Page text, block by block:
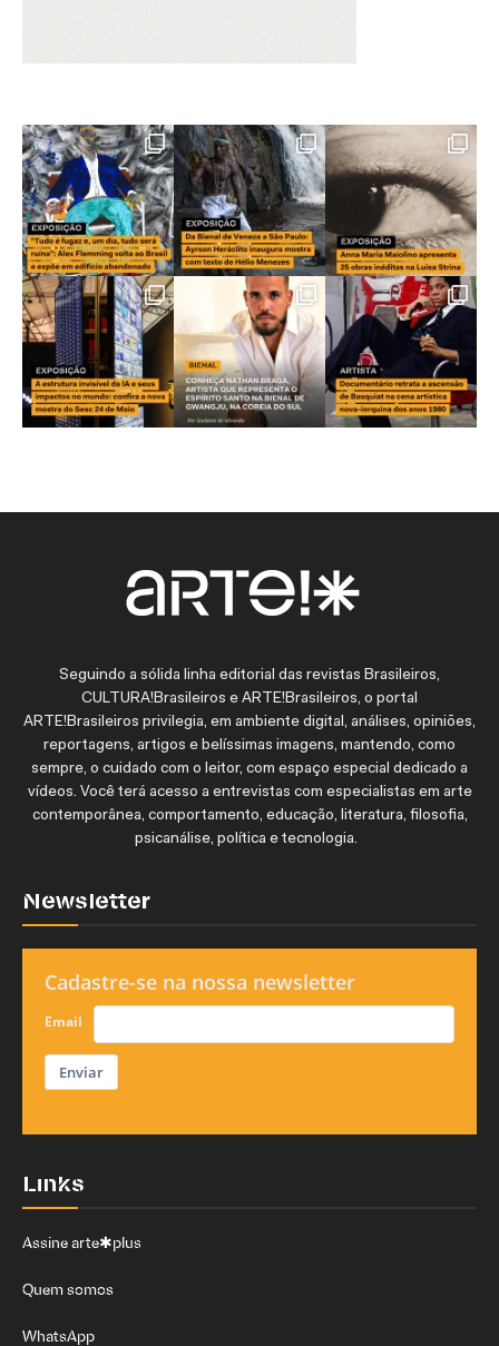
Seguindo a sólida linha editorial das revistas Brasileiros,
CULTURA!Brasileiros e ARTE!Brasileiros, o portal
ARTE!Brasileiros privilegia, em ambiente digital, análises, opiniões,
reportagens, artigos e belíssimas imagens, mantendo, como
sempre, o cuidado com o leitor, com espaço especial dedicado a
vídeos. Você terá acesso a entrevistas com especialistas em arte
contemporânea, comportamento, educação, literatura, filosofia,
psicanálise, política e tecnologia.
Newsletter
Cadastre-se na nossa newsletter
Email
Enviar
Links
Assine arte✱plus
Quem somos
WhatsApp